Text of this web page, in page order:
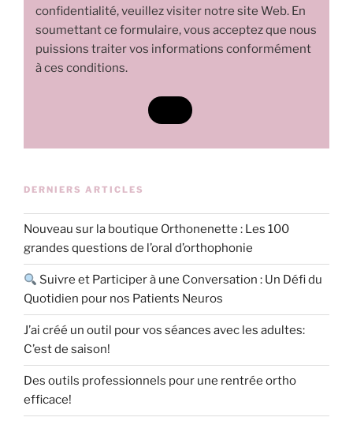
confidentialité, veuillez visiter notre site Web. En
soumettant ce formulaire, vous acceptez que nous
puissions traiter vos informations conformément
à ces conditions.
DERNIERS ARTICLES
Nouveau sur la boutique Orthonenette : Les 100
grandes questions de l’oral d’orthophonie
Suivre et Participer à une Conversation : Un Défi du
Quotidien pour nos Patients Neuros
J’ai créé un outil pour vos séances avec les adultes:
C’est de saison!
Des outils professionnels pour une rentrée ortho
efficace!